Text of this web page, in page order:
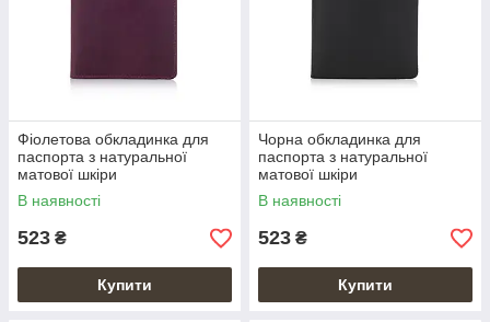
Фіолетова обкладинка для
паспорта з натуральної
матової шкіри
В наявності
523 ₴
Купити
Чорна обкладинка для
паспорта з натуральної
матової шкіри
В наявності
523 ₴
Купити